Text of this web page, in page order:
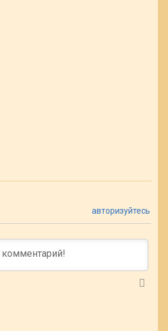
авторизуйтесь